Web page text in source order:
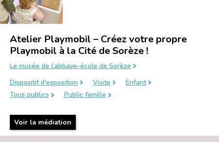
Atelier Playmobil – Créez votre propre
Playmobil à la Cité de Sorèze !
Le musée de l’abbaye-école de Sorèze
Dispositif d'exposition
Visite
Enfant
Tous publics
Public famille
Voir la médiation